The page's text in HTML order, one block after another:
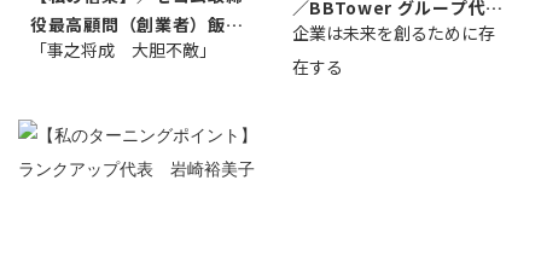
役最高顧問（創業者）飯田
亮
「事之将成 大胆不敵」
／BBTower グループ代表
藤...
企業は未来を創るために存
在する